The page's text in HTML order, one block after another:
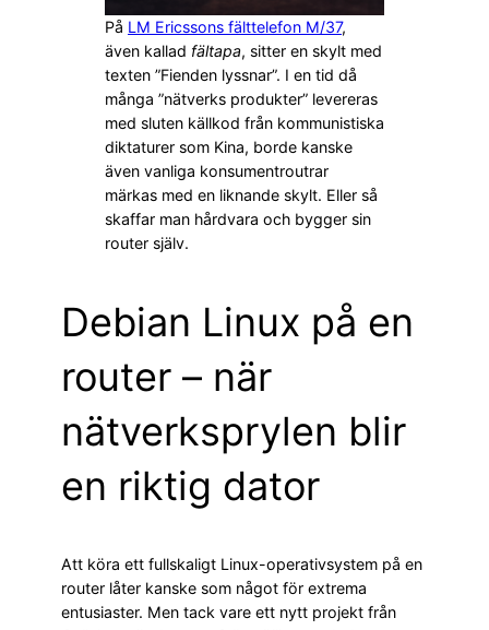
På LM Ericssons fälttelefon M/37,
även kallad fältapa, sitter en skylt med
texten ”Fienden lyssnar”. I en tid då
många ”nätverks produkter” levereras
med sluten källkod från kommunistiska
diktaturer som Kina, borde kanske
även vanliga konsumentroutrar
märkas med en liknande skylt. Eller så
skaffar man hårdvara och bygger sin
router själv.
Debian Linux på en
router – när
nätverksprylen blir
en riktig dator
Att köra ett fullskaligt Linux-operativsystem på en
router låter kanske som något för extrema
entusiaster. Men tack vare ett nytt projekt från